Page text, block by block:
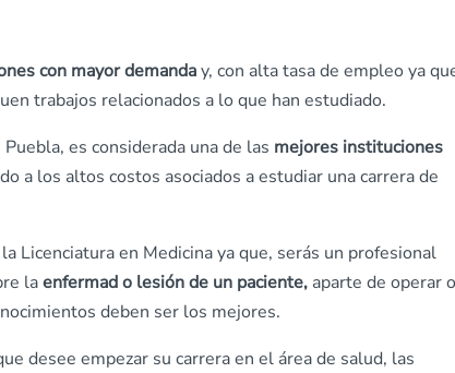
con mayor demanday, con alta tasa de empleo ya
trabajos relacionados a lo que han estudiado.
es considerada una de las mejores instituciones
a los altos costos asociados a estudiar una carrera de
Licenciatura en Medicina ya que, serás un profesional
laenfermad o lesión de un paciente, aparte de operar o
deben ser los mejores.
desee empezar su carrera en el área de salud, las